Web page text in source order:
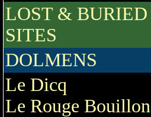
LOST & BURIED
SITES
DOLMENS
Le Dicq
Le Rouge Bouillon